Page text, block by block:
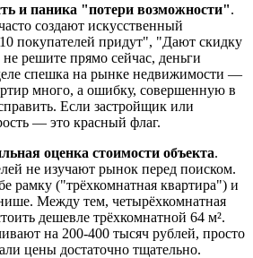
и паника "потери возможности".
создают искусственный
покупателей придут", "Дают скидку
решите прямо сейчас, деньги
спешка на рынке недвижимости —
много, а ошибку, совершенную в
Если застройщик или
— это красный флаг.
оценка стоимости объекта.
не изучают рынок перед поиском.
рамку ("трёхкомнатная квартира") и
Между тем, четырёхкомнатная
дешевле трёхкомнатной 64 м².
на 200-400 тысяч рублей, просто
цены достаточно тщательно.